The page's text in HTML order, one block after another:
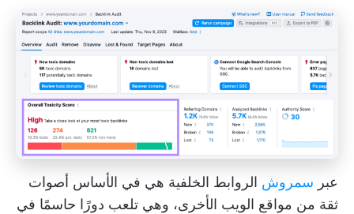
عبر سمروش الروابط الخلفية هي في الأساس أصوات
ثقة من مواقع الويب الأخرى، وهي تلعب دورًا حاسمًا في